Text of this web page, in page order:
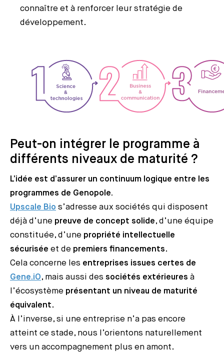
connaître et à renforcer leur stratégie de
développement.
Peut-on intégrer le programme à
différents niveaux de maturité ?
L’idée est d’assurer un continuum logique entre les
programmes de Genopole.
Upscale Bio s’adresse aux sociétés qui disposent
déjà d’une preuve de concept solide, d’une équipe
constituée, d’une propriété intellectuelle
sécurisée et de premiers financements.
Cela concerne les entreprises issues certes de
Gene.iO, mais aussi des sociétés extérieures à
l’écosystème présentant un niveau de maturité
équivalent.
À l’inverse, si une entreprise n’a pas encore
atteint ce stade, nous l’orientons naturellement
vers un accompagnement plus en amont.